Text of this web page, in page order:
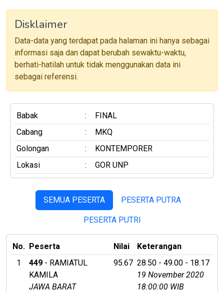
Disklaimer
Data-data yang terdapat pada halaman ini hanya sebagai
informasi saja dan dapat berubah sewaktu-waktu,
berhati-hatilah untuk tidak menggunakan data ini
sebagai referensi.
Babak :
FINAL
Cabang
:
MKQ
Golongan
:
KONTEMPORER
Lokasi
: GOR UNP
SEMUA PESERTA PESERTA PUTRA
PESERTA PUTRI
No. Peserta Nilai
Keterangan
1
449 - RAMIATUL
KAMILA
JAWA BARAT
95.67 28.50 - 49.00 - 18.17
19 November 2020
18:00:00 WIB